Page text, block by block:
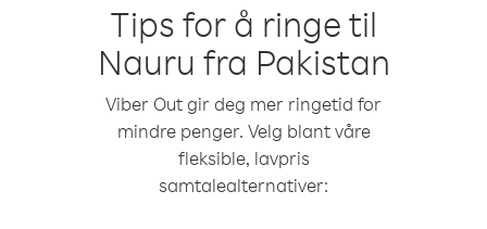
Tips for å ringe til
Nauru fra Pakistan
Viber Out gir deg mer ringetid for
mindre penger. Velg blant våre
fleksible, lavpris
samtalealternativer: